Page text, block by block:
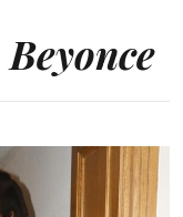
Beyonce